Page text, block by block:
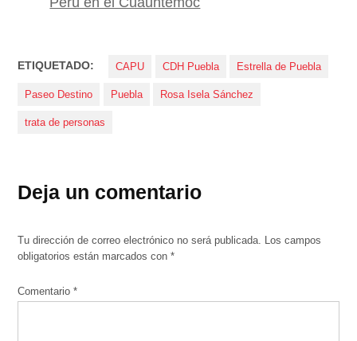
ETIQUETADO: CAPU CDH Puebla Estrella de Puebla
Paseo Destino Puebla Rosa Isela Sánchez
trata de personas
Deja un comentario
Tu dirección de correo electrónico no será publicada. Los campos
obligatorios están marcados con*
Comentario*